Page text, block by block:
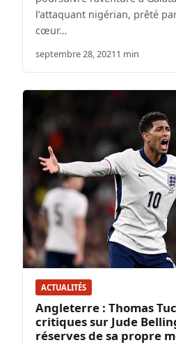
l’attaquant nigérian, prêté
cœur…
septembre 28, 20211 min
ACTUALITÉS
Angleterre : Thomas
critiques sur Jude
réserves de sa propre